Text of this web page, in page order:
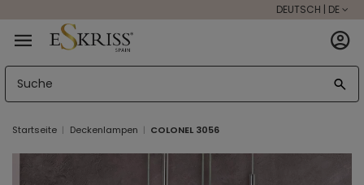
DEUTSCH | DE
Startseite Deckenlampen COLONEL 3056